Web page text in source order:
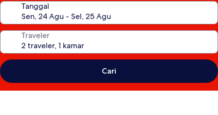
Tanggal
Traveler
Cari